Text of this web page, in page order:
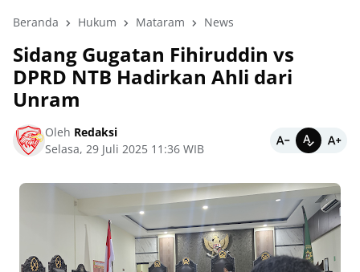
Beranda Hukum Mataram News
Sidang Gugatan Fihiruddin vs
DPRD NTB Hadirkan Ahli dari
Unram
Oleh Redaksi
Selasa, 29 Juli 2025 11:36 WIB